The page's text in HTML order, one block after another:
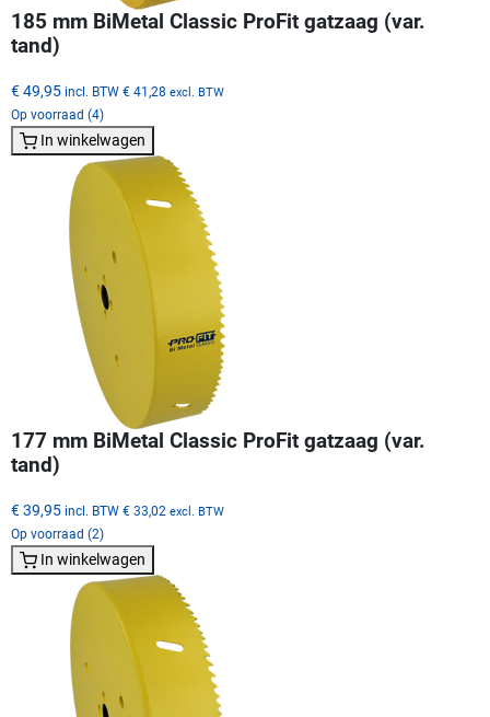
185 mm BiMetal Classic ProFit gatzaag (var.
tand)
€ 49,95 incl. BTW € 41,28 excl. BTW
Op voorraad (4)
In winkelwagen
177 mm BiMetal Classic ProFit gatzaag (var.
tand)
€ 39,95 incl. BTW € 33,02 excl. BTW
Op voorraad (2)
In winkelwagen